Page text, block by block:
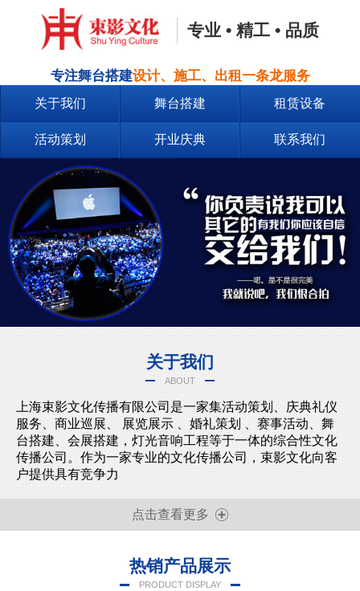
专业 • 精工 • 品质
专注舞台搭建设计、施工、出租一条龙服务
关于我们 舞台搭建 租赁设备
活动策划 开业庆典 联系我们
关于我们
ABOUT
上海束影文化传播有限公司是一家集活动策划、庆典礼仪
服务、商业巡展、 展览展示 、婚礼策划 、赛事活动、舞
台搭建、会展搭建，灯光音响工程等于一体的综合性文化
传播公司。作为一家专业的文化传播公司，束影文化向客
户提供具有竞争力
点击查看更多
热销产品展示
PRODUCT DISPLAY